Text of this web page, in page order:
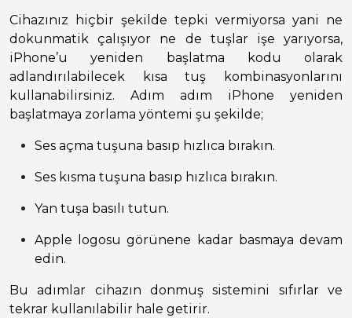
Cihazınız hiçbir şekilde tepki vermiyorsa yani ne
dokunmatik çalışıyor ne de tuşlar işe yarıyorsa,
iPhone’u yeniden başlatma kodu olarak
adlandırılabilecek kısa tuş kombinasyonlarını
kullanabilirsiniz. Adım adım iPhone yeniden
başlatmaya zorlama yöntemi şu şekilde;
Ses açma tuşuna basıp hızlıca bırakın.
Ses kısma tuşuna basıp hızlıca bırakın.
Yan tuşa basılı tutun.
Apple logosu görünene kadar basmaya devam
edin.
Bu adımlar cihazın donmuş sistemini sıfırlar ve
tekrar kullanılabilir hale getirir.